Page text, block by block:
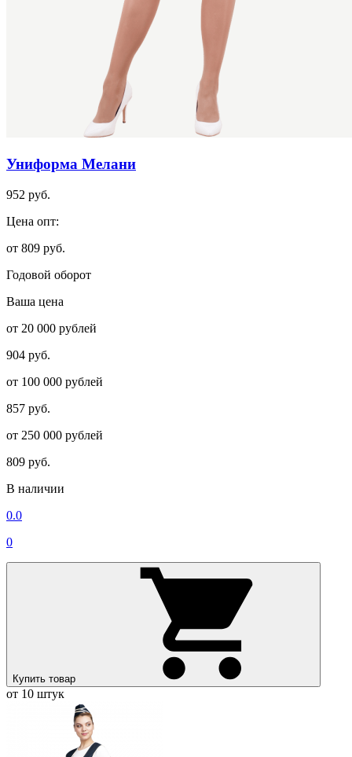
Униформа Мелани
952 руб.
Цена опт:
от 809 руб.
Годовой оборот
Ваша цена
от 20 000 рублей
904 руб.
от 100 000 рублей
857 руб.
от 250 000 рублей
809 руб.
В наличии
0.0
0
Купить товар
от 10 штук